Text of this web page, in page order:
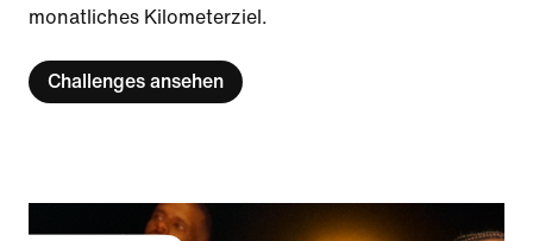
monatliches Kilometerziel.
Challenges ansehen